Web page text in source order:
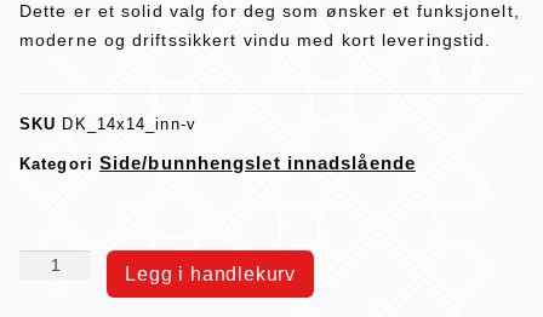
Dette er et solid valg for deg som ønsker et funksjonelt,
moderne og driftssikkert vindu med kort leveringstid.
SKU DK_14x14_inn-v
Kategori Side/bunnhengslet innadslående
Legg i handlekurv